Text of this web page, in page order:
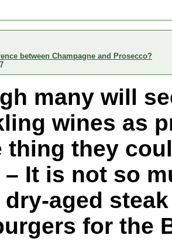
between Champagne and Prosecco?
many will
wines as
thing they
– It is not so
dry-aged
for the